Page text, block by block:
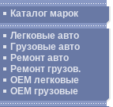
Каталог марок
Легковые авто
Грузовые авто
Ремонт авто
Ремонт грузов.
ОЕМ легковые
OEM грузовые